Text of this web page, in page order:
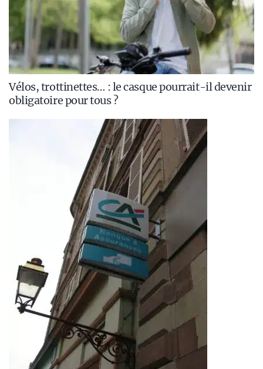
Vélos, trottinettes… : le casque pourrait-il devenir
obligatoire pour tous ?